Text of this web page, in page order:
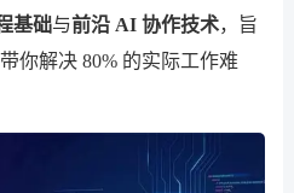
基础与前沿 AI 协作技术，旨
你解决 80% 的实际工作难